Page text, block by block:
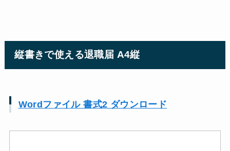
縦書きで使える退職届 A4縦
Wordファイル 書式2 ダウンロード